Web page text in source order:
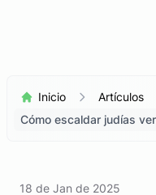
Inicio
Artículos
Cómo escaldar judías
18 de Jan de 2025